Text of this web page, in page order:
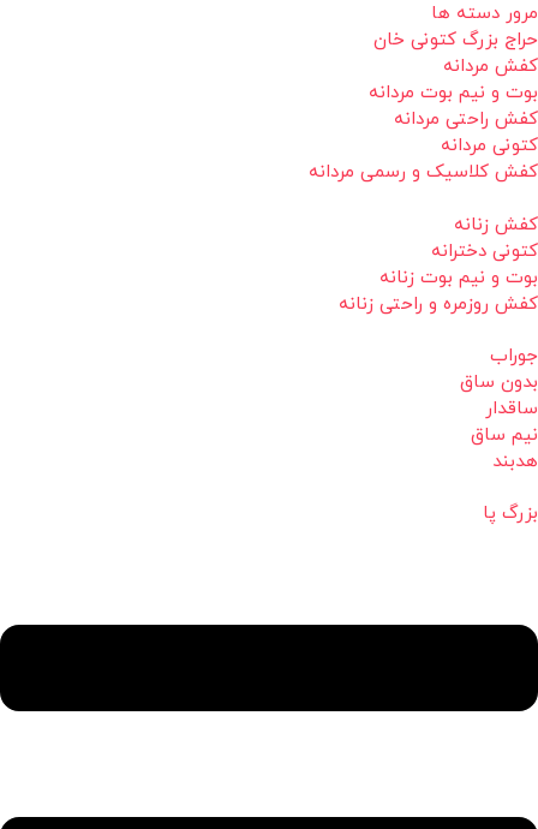
مرور دسته ها
حراج بزرگ کتونی خان
کفش مردانه
بوت و نیم بوت مردانه
کفش راحتی مردانه
کتونی مردانه
کفش کلاسیک و رسمی مردانه
کفش زنانه
کتونی دخترانه
بوت و نیم بوت زنانه
کفش روزمره و راحتی زنانه
جوراب
بدون ساق
ساقدار
نیم ساق
هدبند
بزرگ پا